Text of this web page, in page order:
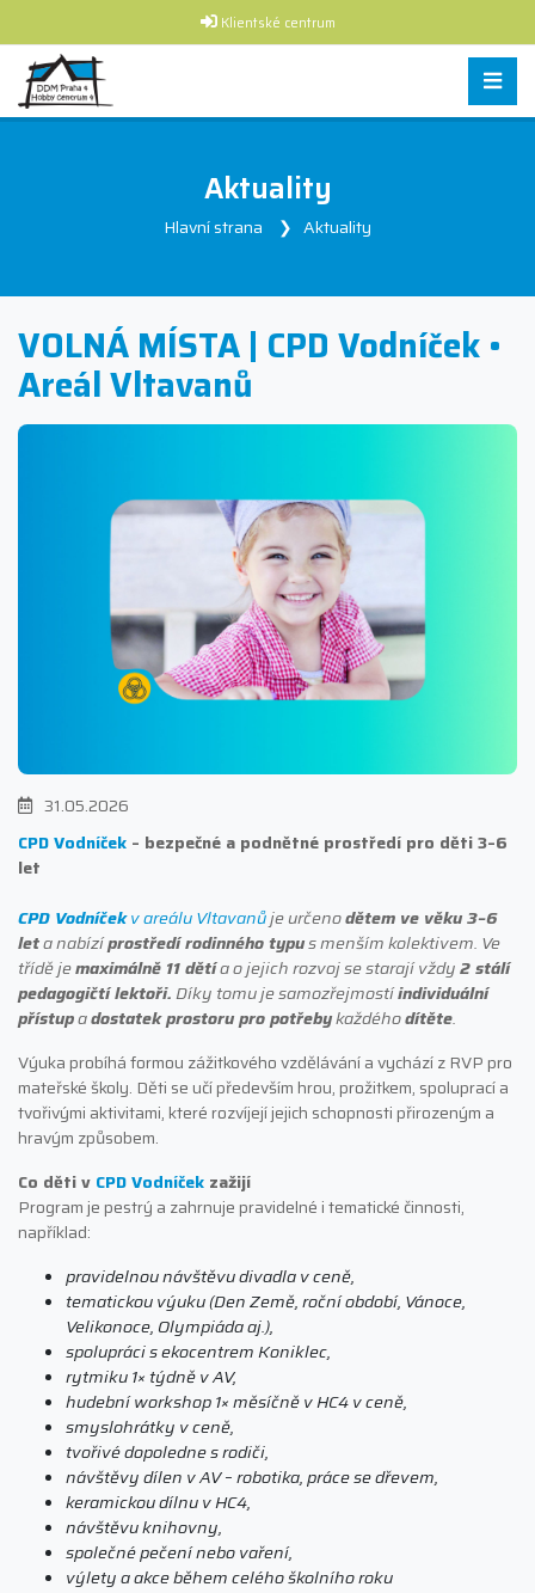
Klientské centrum
Aktuality
Hlavní strana Aktuality
VOLNÁ MÍSTA | CPD Vodníček •
Areál Vltavanů
31.05.2026
CPD Vodníček – bezpečné a podnětné prostředí pro děti 3–6
let
CPD Vodníčekv areálu Vltavanůje určenodětem ve věku 3–6
leta nabízíprostředí rodinného typus menším kolektivem. Ve
třídě jemaximálně 11 dětía o jejich rozvoj se starají vždy2 stálí
pedagogičtí lektoři.Díky tomu je samozřejmostíindividuální
přístupadostatek prostoru pro potřebykaždéhodítěte.
Výuka probíhá formou zážitkového vzdělávání a vychází z RVP pro
mateřské školy. Děti se učí především hrou, prožitkem, spoluprací a
tvořivými aktivitami, které rozvíjejí jejich schopnosti přirozeným a
hravým způsobem.
Co děti v CPD Vodníček zažijí
Program je pestrý a zahrnuje pravidelné i tematické činnosti,
například:
pravidelnou návštěvu divadla v ceně,
tematickou výuku (Den Země, roční období, Vánoce,
Velikonoce, Olympiáda aj.),
spolupráci s ekocentrem Koniklec,
rytmiku 1× týdně v AV,
hudební workshop 1× měsíčně v HC4 v ceně,
smyslohrátky v ceně,
tvořivé dopoledne s rodiči,
návštěvy dílen v AV – robotika, práce se dřevem,
keramickou dílnu v HC4,
návštěvu knihovny,
společné pečení nebo vaření,
výlety a akce během celého školního roku